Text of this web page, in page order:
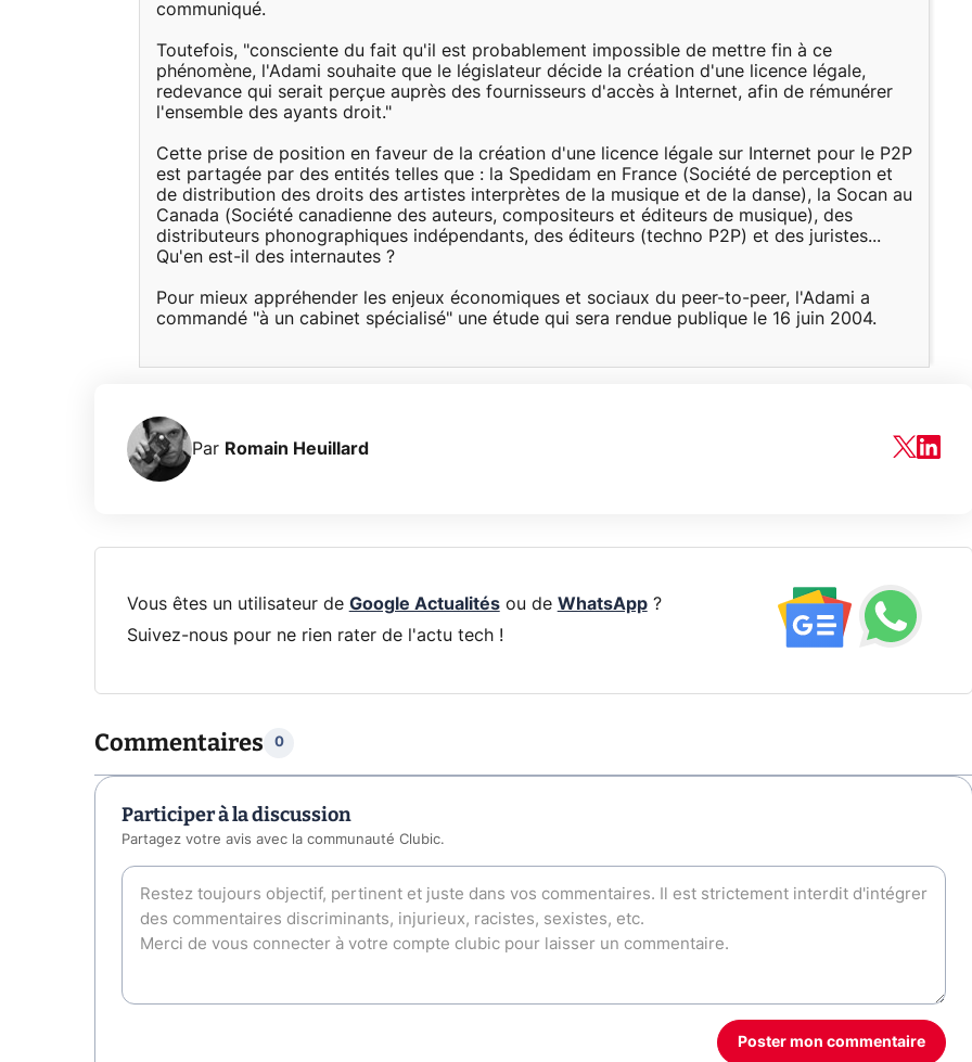
communiqué.
Toutefois, "consciente du fait qu'il est probablement impossible de mettre fin à ce
phénomène, l'Adami souhaite que le législateur décide la création d'une licence légale,
redevance qui serait perçue auprès des fournisseurs d'accès à Internet, afin de rémunérer
l'ensemble des ayants droit."
Cette prise de position en faveur de la création d'une licence légale sur Internet pour le P2P
est partagée par des entités telles que : la Spedidam en France (Société de perception et
de distribution des droits des artistes interprètes de la musique et de la danse), la Socan au
Canada (Société canadienne des auteurs, compositeurs et éditeurs de musique), des
distributeurs phonographiques indépendants, des éditeurs (techno P2P) et des juristes...
Qu'en est-il des internautes ?
Pour mieux appréhender les enjeux économiques et sociaux du peer-to-peer, l'Adami a
commandé "à un cabinet spécialisé" une étude qui sera rendue publique le 16 juin 2004.
Par Romain Heuillard
Vous êtes un utilisateur de Google Actualitésou de WhatsApp?
Suivez-nous pour ne rien rater de l'actu tech !
Commentaires 0
Participer à la discussion
Partagez votre avis avec la communauté Clubic.
Poster mon commentaire